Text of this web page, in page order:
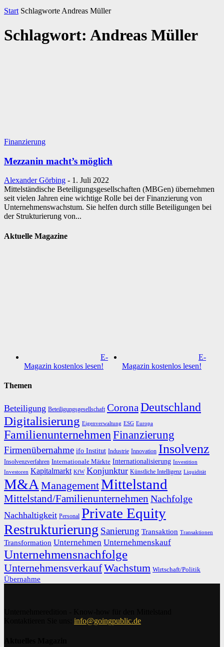
Start Schlagworte Andreas Müller
Schlagwort: Andreas Müller
Finanzierung
Mezzanin macht’s möglich
Alexander Görbing - 1. Juli 2022
Mittelständische Beteiligungsgesellschaften (MBGen) übernehmen
seit vielen Jahren eine wichtige Rolle bei der Finanzierung von
Unternehmenswachstum. Sie helfen durch stille Beteiligungen bei
der Strukturierung von...
Aktuelle Magazine
E-
Magazin kostenlos lesen!
E-
Magazin kostenlos lesen!
Themen
Beteiligung Beteiligungsgesellschaft CoronaDeutschland
Digitalisierung Eigenverwaltung ESG Europa
FamilienunternehmenFinanzierung
Firmenübernahme ifo Institut Industrie Innovation Insolvenz
Insolvenzverfahren Internationale Märkte Internationalisierung Investition
Investoren Kapitalmarkt KfW Konjunktur Künstliche Intelligenz Liquidität
M&A ManagementMittelstand
Mittelstand/Familienunternehmen Nachfolge
Nachhaltigkeit Personal Private Equity
Restrukturierung Sanierung Transaktion Transaktionen
Transformation Unternehmen Unternehmenskauf
Unternehmensnachfolge
UnternehmensverkaufWachstum Wirtschaft/Politik
Übernahme
info@goingpublic.de